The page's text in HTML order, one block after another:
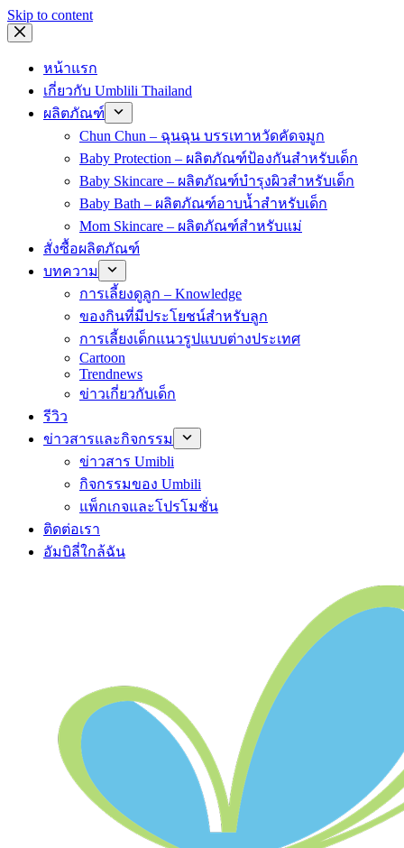
Skip to content
หน้าแรก
เกี่ยวกับ Umblili Thailand
ผลิตภัณฑ์
Chun Chun – ฉุนฉุน บรรเทาหวัดคัดจมูก
Baby Protection – ผลิตภัณฑ์ป้องกันสำหรับเด็ก
Baby Skincare – ผลิตภัณฑ์บำรุงผิวสำหรับเด็ก
Baby Bath – ผลิตภัณฑ์อาบน้ำสำหรับเด็ก
Mom Skincare – ผลิตภัณฑ์สำหรับแม่
สั่งซื้อผลิตภัณฑ์
บทความ
การเลี้ยงดูลูก – Knowledge
ของกินที่มีประโยชน์สำหรับลูก
การเลี้ยงเด็กแนวรูปแบบต่างประเทศ
Cartoon
Trendnews
ข่าวเกี่ยวกับเด็ก
รีวิว
ข่าวสารและกิจกรรม
ข่าวสาร Umibli
กิจกรรมของ Umbili
แพ็กเกจและโปรโมชั่น
ติดต่อเรา
อัมบิลี่ใกล้ฉัน